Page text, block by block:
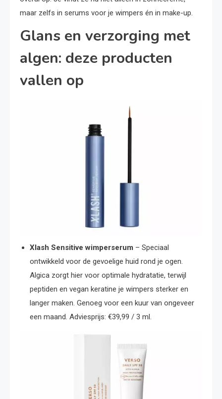
maar zelfs in serums voor je wimpers én in make-up.
Glans en verzorging met
algen: deze producten
vallen op
Xlash Sensitive wimperserum – Speciaal
ontwikkeld voor de gevoelige huid rond je ogen.
Algica zorgt hier voor optimale hydratatie, terwijl
peptiden en vegan keratine je wimpers sterker en
langer maken. Genoeg voor een kuur van ongeveer
een maand. Adviesprijs: €39,99 / 3 ml.